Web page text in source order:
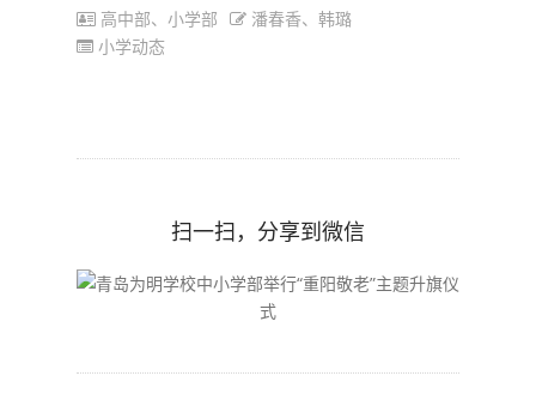
高中部、小学部
潘春香、韩璐
小学动态
扫一扫，分享到微信